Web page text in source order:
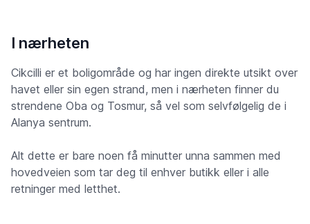
I nærheten
Cikcilli er et boligområde og har ingen direkte utsikt over
havet eller sin egen strand, men i nærheten finner du
strendene Oba og Tosmur, så vel som selvfølgelig de i
Alanya sentrum.
Alt dette er bare noen få minutter unna sammen med
hovedveien som tar deg til enhver butikk eller i alle
retninger med letthet.